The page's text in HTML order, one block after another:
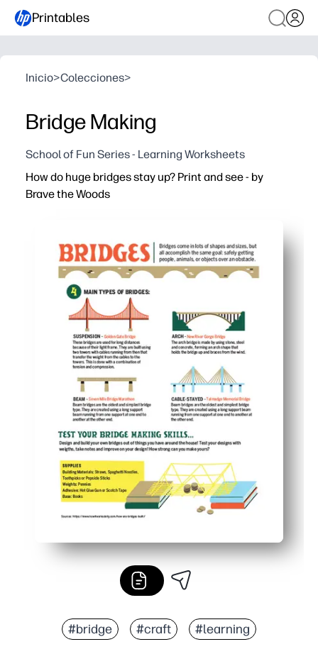
Printables
Inicio>Colecciones>
Bridge Making
School of Fun Series - Learning Worksheets
How do huge bridges stay up? Print and see - by
Brave the Woods
#bridge #craft #learning